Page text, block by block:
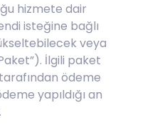
hizmete dair
isteğine bağlı
veya
İlgili paket
ödeme
yapıldığı an